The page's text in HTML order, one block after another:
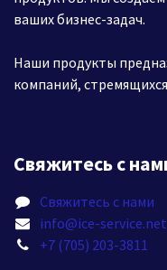
ваших бизнес-задач.
Наши продукты
компаний,
Свяжитесь с
Свяжитесь с нами
info@ice-service.net
+7 (705) 203-3811